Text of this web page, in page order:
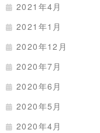
2021年4月
2021年1月
2020年12月
2020年7月
2020年6月
2020年5月
2020年4月